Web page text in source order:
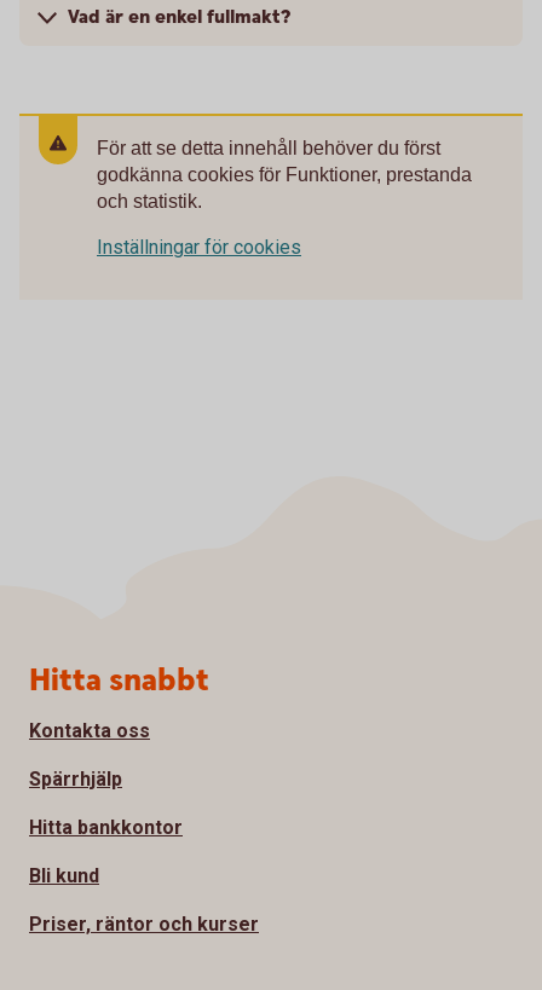
Vad är en enkel fullmakt?
För att se detta innehåll behöver du först
godkänna cookies för Funktioner, prestanda
och statistik.
Inställningar för cookies
Sidfot
Hitta snabbt
Kontakta oss
Spärrhjälp
Hitta bankkontor
Bli kund
Priser, räntor och kurser